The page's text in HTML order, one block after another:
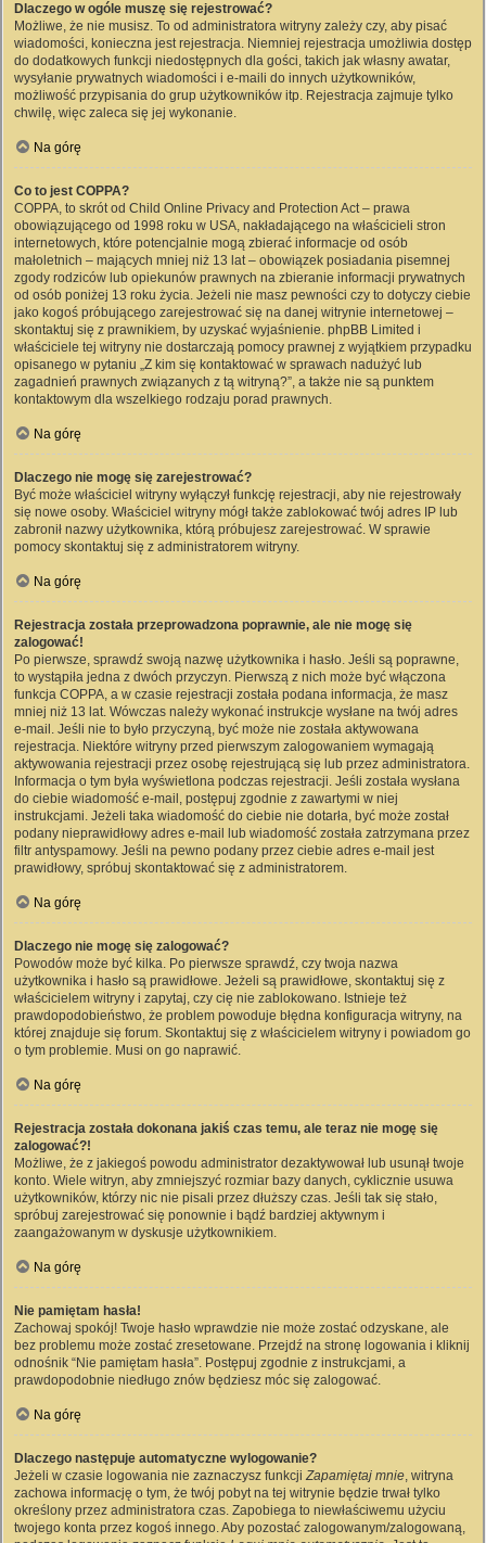
Dlaczego w ogóle muszę się rejestrować?
Możliwe, że nie musisz. To od administratora witryny zależy czy, aby pisać
wiadomości, konieczna jest rejestracja. Niemniej rejestracja umożliwia dostęp
do dodatkowych funkcji niedostępnych dla gości, takich jak własny awatar,
wysyłanie prywatnych wiadomości i e-maili do innych użytkowników,
możliwość przypisania do grup użytkowników itp. Rejestracja zajmuje tylko
chwilę, więc zaleca się jej wykonanie.
Na górę
Co to jest COPPA?
COPPA, to skrót od Child Online Privacy and Protection Act – prawa
obowiązującego od 1998 roku w USA, nakładającego na właścicieli stron
internetowych, które potencjalnie mogą zbierać informacje od osób
małoletnich – mających mniej niż 13 lat – obowiązek posiadania pisemnej
zgody rodziców lub opiekunów prawnych na zbieranie informacji prywatnych
od osób poniżej 13 roku życia. Jeżeli nie masz pewności czy to dotyczy ciebie
jako kogoś próbującego zarejestrować się na danej witrynie internetowej –
skontaktuj się z prawnikiem, by uzyskać wyjaśnienie. phpBB Limited i
właściciele tej witryny nie dostarczają pomocy prawnej z wyjątkiem przypadku
opisanego w pytaniu „Z kim się kontaktować w sprawach nadużyć lub
zagadnień prawnych związanych z tą witryną?”, a także nie są punktem
kontaktowym dla wszelkiego rodzaju porad prawnych.
Na górę
Dlaczego nie mogę się zarejestrować?
Być może właściciel witryny wyłączył funkcję rejestracji, aby nie rejestrowały
się nowe osoby. Właściciel witryny mógł także zablokować twój adres IP lub
zabronił nazwy użytkownika, którą próbujesz zarejestrować. W sprawie
pomocy skontaktuj się z administratorem witryny.
Na górę
Rejestracja została przeprowadzona poprawnie, ale nie mogę się
zalogować!
Po pierwsze, sprawdź swoją nazwę użytkownika i hasło. Jeśli są poprawne,
to wystąpiła jedna z dwóch przyczyn. Pierwszą z nich może być włączona
funkcja COPPA, a w czasie rejestracji została podana informacja, że masz
mniej niż 13 lat. Wówczas należy wykonać instrukcje wysłane na twój adres
e-mail. Jeśli nie to było przyczyną, być może nie została aktywowana
rejestracja. Niektóre witryny przed pierwszym zalogowaniem wymagają
aktywowania rejestracji przez osobę rejestrującą się lub przez administratora.
Informacja o tym była wyświetlona podczas rejestracji. Jeśli została wysłana
do ciebie wiadomość e-mail, postępuj zgodnie z zawartymi w niej
instrukcjami. Jeżeli taka wiadomość do ciebie nie dotarła, być może został
podany nieprawidłowy adres e-mail lub wiadomość została zatrzymana przez
filtr antyspamowy. Jeśli na pewno podany przez ciebie adres e-mail jest
prawidłowy, spróbuj skontaktować się z administratorem.
Na górę
Dlaczego nie mogę się zalogować?
Powodów może być kilka. Po pierwsze sprawdź, czy twoja nazwa
użytkownika i hasło są prawidłowe. Jeżeli są prawidłowe, skontaktuj się z
właścicielem witryny i zapytaj, czy cię nie zablokowano. Istnieje też
prawdopodobieństwo, że problem powoduje błędna konfiguracja witryny, na
której znajduje się forum. Skontaktuj się z właścicielem witryny i powiadom go
o tym problemie. Musi on go naprawić.
Na górę
Rejestracja została dokonana jakiś czas temu, ale teraz nie mogę się
zalogować?!
Możliwe, że z jakiegoś powodu administrator dezaktywował lub usunął twoje
konto. Wiele witryn, aby zmniejszyć rozmiar bazy danych, cyklicznie usuwa
użytkowników, którzy nic nie pisali przez dłuższy czas. Jeśli tak się stało,
spróbuj zarejestrować się ponownie i bądź bardziej aktywnym i
zaangażowanym w dyskusje użytkownikiem.
Na górę
Nie pamiętam hasła!
Zachowaj spokój! Twoje hasło wprawdzie nie może zostać odzyskane, ale
bez problemu może zostać zresetowane. Przejdź na stronę logowania i kliknij
odnośnik “Nie pamiętam hasła”. Postępuj zgodnie z instrukcjami, a
prawdopodobnie niedługo znów będziesz móc się zalogować.
Na górę
Dlaczego następuje automatyczne wylogowanie?
Jeżeli w czasie logowania nie zaznaczysz funkcjiZapamiętaj mnie, witryna
zachowa informację o tym, że twój pobyt na tej witrynie będzie trwał tylko
określony przez administratora czas. Zapobiega to niewłaściwemu użyciu
twojego konta przez kogoś innego. Aby pozostać zalogowanym/zalogowaną,